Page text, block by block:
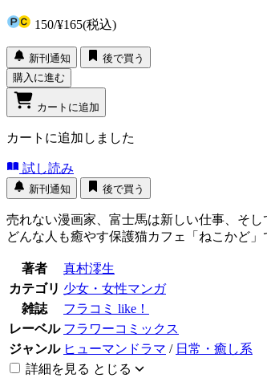
150/¥165(税込)
新刊通知
後で買う
購入に進む
カートに追加
カートに追加しました
試し読み
新刊通知 後で買う
売れない漫画家、富士馬は新しい仕事、そ
どんな人も癒やす保護猫カフェ「ねこかど
著者
真村澪生
カテゴリ 少女・女性マンガ
雑誌
フラコミ like！
レーベル フラワーコミックス
ジャンル ヒューマンドラマ / 日常・癒し系
詳細を見る とじる